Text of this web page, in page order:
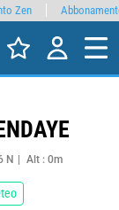
N Alt : 0m
Zen